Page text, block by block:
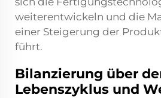
weiterentwickeln und die
einer Steigerung der
führt.
Bilanzierung über
Lebenszyklus und